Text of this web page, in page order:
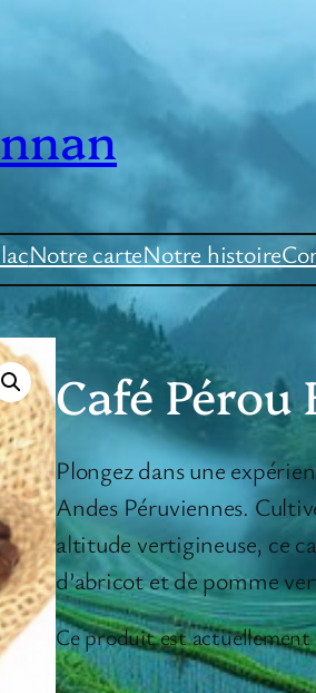
Notre carteNotre histoire
Café Pérou
Plongez dans une
Andes Péruviennes.
altitude vertigineuse, ce
d’abricot et de pomme
Ce produit est